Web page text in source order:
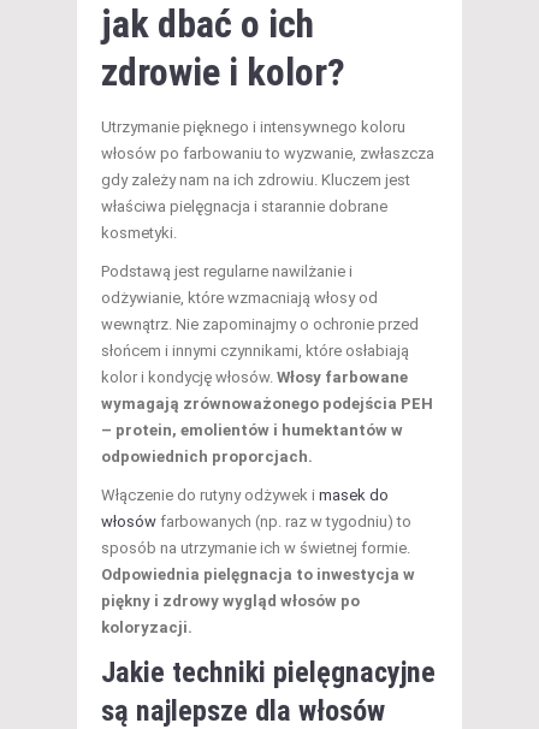
jak dbać o ich
zdrowie i kolor?
Utrzymanie pięknego i intensywnego koloru
włosów po farbowaniu to wyzwanie, zwłaszcza
gdy zależy nam na ich zdrowiu. Kluczem jest
właściwa pielęgnacja i starannie dobrane
kosmetyki.
Podstawą jest regularne nawilżanie i
odżywianie, które wzmacniają włosy od
wewnątrz. Nie zapominajmy o ochronie przed
słońcem i innymi czynnikami, które osłabiają
kolor i kondycję włosów. Włosy farbowane
wymagają zrównoważonego podejścia PEH
– protein, emolientów i humektantów w
odpowiednich proporcjach.
Włączenie do rutyny odżywek i masek do
włosów farbowanych (np. raz w tygodniu) to
sposób na utrzymanie ich w świetnej formie.
Odpowiednia pielęgnacja to inwestycja w
piękny i zdrowy wygląd włosów po
koloryzacji.
Jakie techniki pielęgnacyjne
są najlepsze dla włosów